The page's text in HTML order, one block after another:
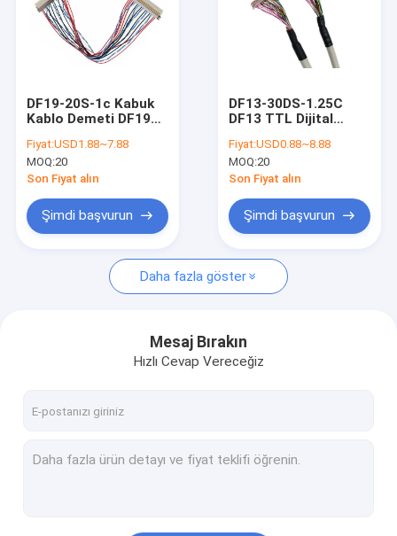
VİDEOLAR
Hakkımızda
Haberler
Kılıflar
LVDS Kablo Düzeneği
Özel kablo montajları
DF19-20S-1c Kabuk
Kablo Demeti DF19
Monitör İçin
Dönüştürme Kablosu
Fiyat:USD1.88~7.88
MOQ:20
Son Fiyat alın
Şimdi başvurun
DF13-30DS-1.25C
DF13 TTL Dijital
pin 1.25mm LCD
Kablo
Fiyat:USD0.88~8.88
MOQ:20
Son Fiyat alın
Şimdi başvurun
Daha fazla göster
Mesaj Bırakın
Hızlı Cevap Vereceğiz